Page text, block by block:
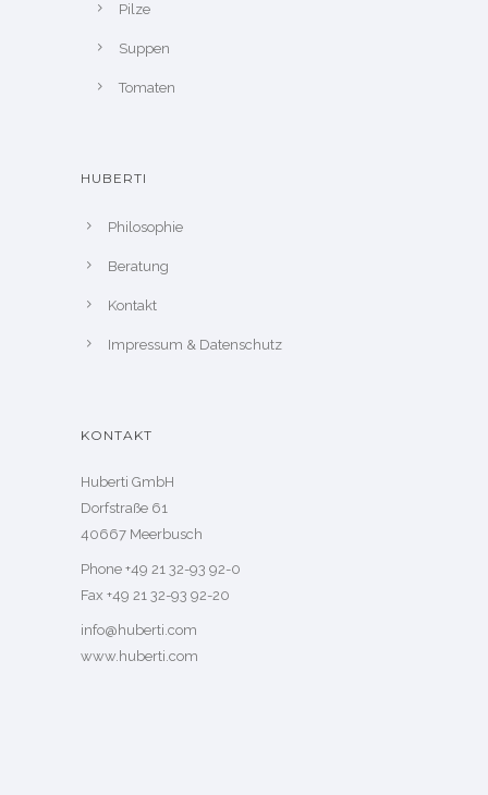
Pilze
Suppen
Tomaten
HUBERTI
Philosophie
Beratung
Kontakt
Impressum & Datenschutz
KONTAKT
Huberti GmbH
Dorfstraße 61
40667 Meerbusch
Phone +49 21 32-93 92-0
Fax +49 21 32-93 92-20
info@huberti.com
www.huberti.com